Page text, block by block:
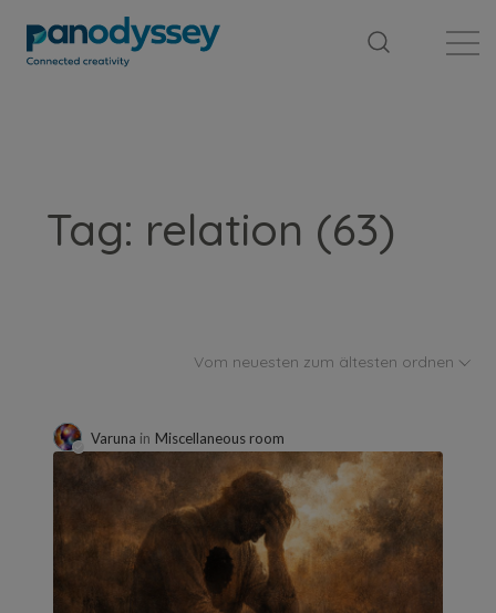
Tag: relation (63)
Vom neuesten zum ältesten ordnen
Varuna in Miscellaneous room